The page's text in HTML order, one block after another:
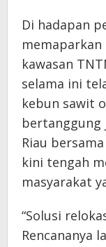
Di hadapan
kawasan
selama ini
kebun sawit
bertanggung
Riau
kini tengah
masyarakat
“Solusi
Rencananya